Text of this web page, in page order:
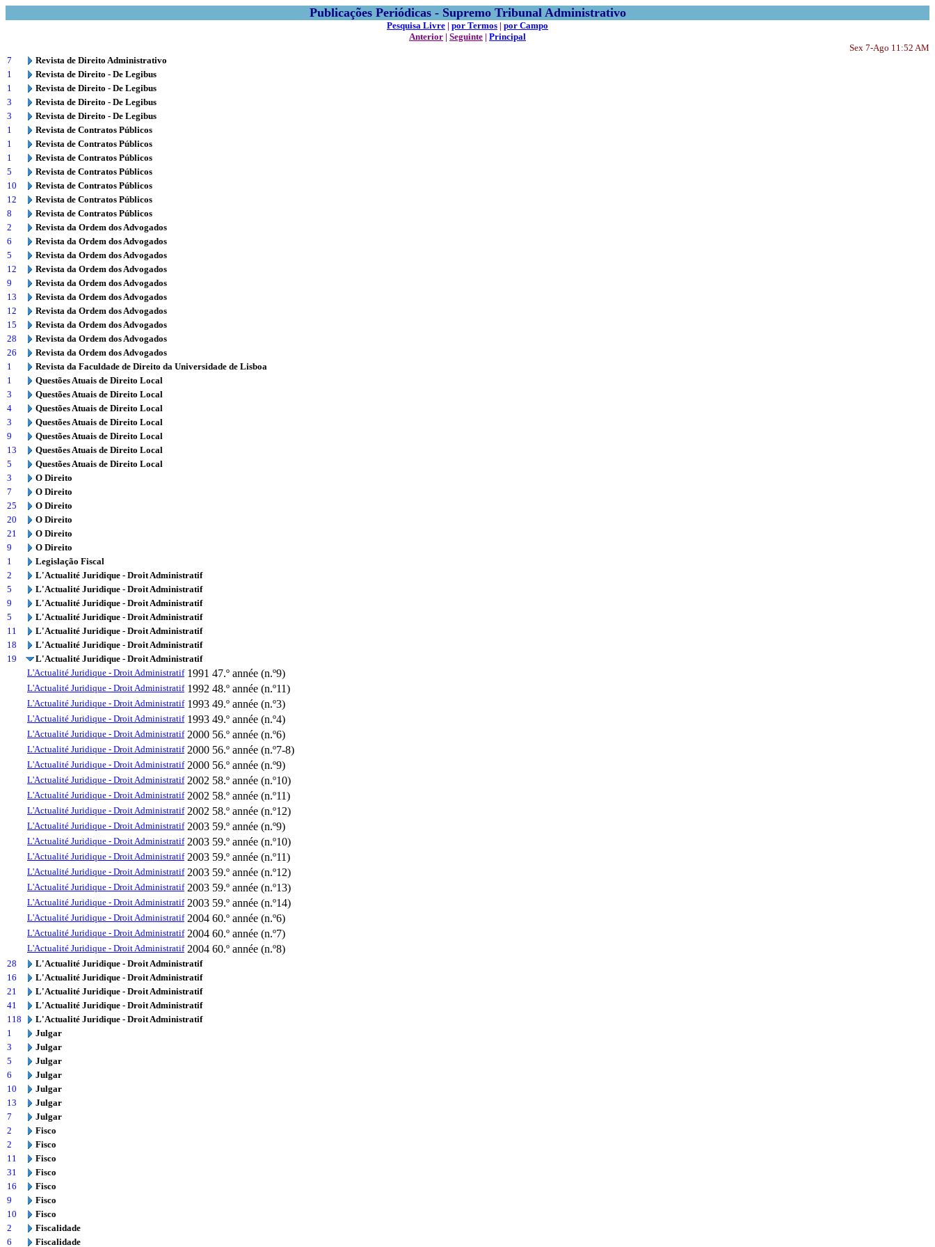
Publicações Periódicas - Supremo Tribunal Administrativo
Pesquisa Livre | por Termos | por Campo
Anterior | Seguinte | Principal
Sex 7-Ago 11:52 AM
7
Revista de Direito Administrativo
1
Revista de Direito - De Legibus
1
Revista de Direito - De Legibus
3
Revista de Direito - De Legibus
3
Revista de Direito - De Legibus
1
Revista de Contratos Públicos
1
Revista de Contratos Públicos
1
Revista de Contratos Públicos
5
Revista de Contratos Públicos
10
Revista de Contratos Públicos
12
Revista de Contratos Públicos
8
Revista de Contratos Públicos
2
Revista da Ordem dos Advogados
6
Revista da Ordem dos Advogados
5
Revista da Ordem dos Advogados
12
Revista da Ordem dos Advogados
9
Revista da Ordem dos Advogados
13
Revista da Ordem dos Advogados
12
Revista da Ordem dos Advogados
15
Revista da Ordem dos Advogados
28
Revista da Ordem dos Advogados
26
Revista da Ordem dos Advogados
1
Revista da Faculdade de Direito da Universidade de Lisboa
1
Questões Atuais de Direito Local
3
Questões Atuais de Direito Local
4
Questões Atuais de Direito Local
3
Questões Atuais de Direito Local
9
Questões Atuais de Direito Local
13
Questões Atuais de Direito Local
5
Questões Atuais de Direito Local
3
O Direito
7
O Direito
25
O Direito
20
O Direito
21
O Direito
9
O Direito
1
Legislação Fiscal
2
L'Actualité Juridique - Droit Administratif
5
L'Actualité Juridique - Droit Administratif
9
L'Actualité Juridique - Droit Administratif
5
L'Actualité Juridique - Droit Administratif
11
L'Actualité Juridique - Droit Administratif
18
L'Actualité Juridique - Droit Administratif
19
L'Actualité Juridique - Droit Administratif
L'Actualité Juridique - Droit Administratif 1991 47.º année (n.º9)
L'Actualité Juridique - Droit Administratif 1992 48.º année (n.º11)
L'Actualité Juridique - Droit Administratif 1993 49.º année (n.º3)
L'Actualité Juridique - Droit Administratif 1993 49.º année (n.º4)
L'Actualité Juridique - Droit Administratif 2000 56.º année (n.º6)
L'Actualité Juridique - Droit Administratif 2000 56.º année (n.º7-8)
L'Actualité Juridique - Droit Administratif 2000 56.º année (n.º9)
L'Actualité Juridique - Droit Administratif 2002 58.º année (n.º10)
L'Actualité Juridique - Droit Administratif 2002 58.º année (n.º11)
L'Actualité Juridique - Droit Administratif 2002 58.º année (n.º12)
L'Actualité Juridique - Droit Administratif 2003 59.º année (n.º9)
L'Actualité Juridique - Droit Administratif 2003 59.º année (n.º10)
L'Actualité Juridique - Droit Administratif 2003 59.º année (n.º11)
L'Actualité Juridique - Droit Administratif 2003 59.º année (n.º12)
L'Actualité Juridique - Droit Administratif 2003 59.º année (n.º13)
L'Actualité Juridique - Droit Administratif 2003 59.º année (n.º14)
L'Actualité Juridique - Droit Administratif 2004 60.º année (n.º6)
L'Actualité Juridique - Droit Administratif 2004 60.º année (n.º7)
L'Actualité Juridique - Droit Administratif 2004 60.º année (n.º8)
28
L'Actualité Juridique - Droit Administratif
16
L'Actualité Juridique - Droit Administratif
21
L'Actualité Juridique - Droit Administratif
41
L'Actualité Juridique - Droit Administratif
118
L'Actualité Juridique - Droit Administratif
1
Julgar
3
Julgar
5
Julgar
6
Julgar
10
Julgar
13
Julgar
7
Julgar
2
Fisco
2
Fisco
11
Fisco
31
Fisco
16
Fisco
9
Fisco
10
Fisco
2
Fiscalidade
6
Fiscalidade